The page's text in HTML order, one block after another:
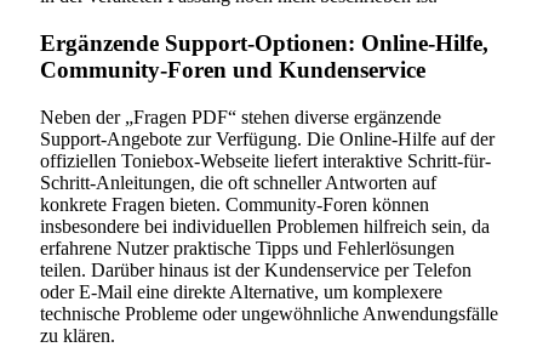
Ergänzende Support-Optionen: Online-Hilfe,
Community-Foren und Kundenservice
Neben der „Fragen PDF“ stehen diverse ergänzende
Support-Angebote zur Verfügung. Die Online-Hilfe auf der
offiziellen Toniebox-Webseite liefert interaktive Schritt-für-
Schritt-Anleitungen, die oft schneller Antworten auf
konkrete Fragen bieten. Community-Foren können
insbesondere bei individuellen Problemen hilfreich sein, da
erfahrene Nutzer praktische Tipps und Fehlerlösungen
teilen. Darüber hinaus ist der Kundenservice per Telefon
oder E-Mail eine direkte Alternative, um komplexere
technische Probleme oder ungewöhnliche Anwendungsfälle
zu klären.